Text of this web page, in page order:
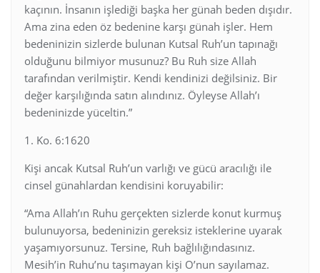
kaçının. İnsanın işlediği başka her günah beden dışıdır.
Ama zina eden öz bedenine karşı günah işler. Hem
bedeninizin sizlerde bulunan Kutsal Ruh’un tapınağı
olduğunu bilmiyor musunuz? Bu Ruh size Allah
tarafından verilmiştir. Kendi kendinizi değilsiniz. Bir
değer karşılığında satın alındınız. Öyleyse Allah’ı
bedeninizde yüceltin.”
1. Ko. 6:1620
Kişi ancak Kutsal Ruh’un varlığı ve gücü aracılığı ile
cinsel günahlardan kendisini koruyabilir:
“Ama Allah’ın Ruhu gerçekten sizlerde konut kurmuş
bulunuyorsa, bedeninizin gereksiz isteklerine uyarak
yaşamıyorsunuz. Tersine, Ruh bağlılığındasınız.
Mesih’in Ruhu’nu taşımayan kişi O’nun sayılamaz.